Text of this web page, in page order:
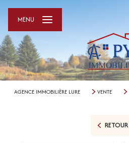
MENU
AGENCE IMMOBILIÈRE LURE VENTE
RETOUR